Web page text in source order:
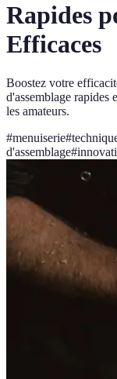
Rapides
Efficaces
Boostez votre
d'assemblage rapides
les amateurs.
#menuiserie#
d'assemblage#